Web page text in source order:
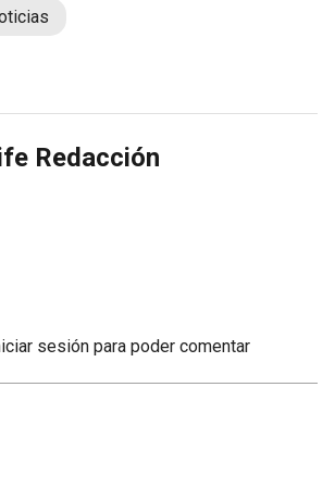
Redacción
sesión para poder comentar